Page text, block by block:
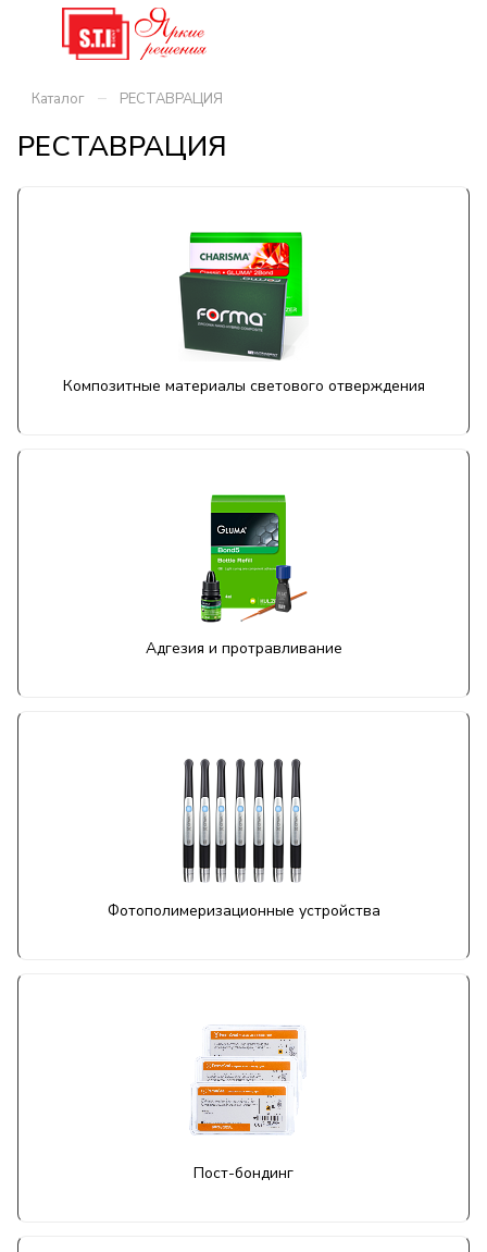
Каталог – РЕСТАВРАЦИЯ
РЕСТАВРАЦИЯ
Композитные материалы светового отверждения
Адгезия и протравливание
Фотополимеризационные устройства
Пост-бондинг